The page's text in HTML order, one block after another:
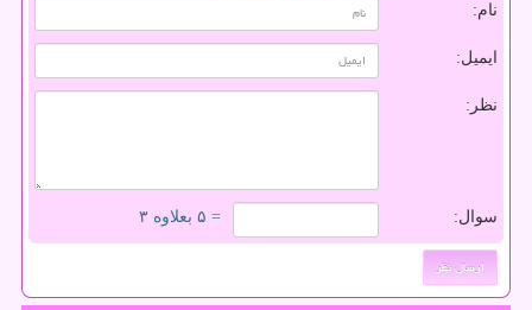
نام:
ایمیل:
نظر:
سوال: = ۵ بعلاوه ۳